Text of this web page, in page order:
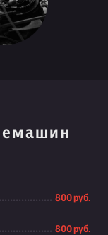
800 руб.
800 руб.